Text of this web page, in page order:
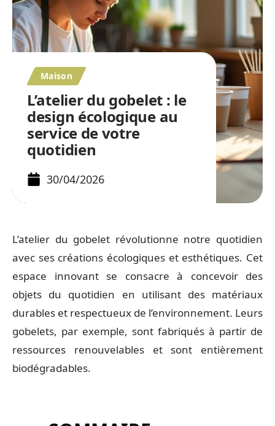
Maison
L’atelier du gobelet : le
design écologique au
service de votre
quotidien
30/04/2026
L’atelier du gobelet révolutionne notre quotidien
avec ses créations écologiques et esthétiques. Cet
espace innovant se consacre à concevoir des
objets du quotidien en utilisant des matériaux
durables et respectueux de l’environnement. Leurs
gobelets, par exemple, sont fabriqués à partir de
ressources renouvelables et sont entièrement
biodégradables.